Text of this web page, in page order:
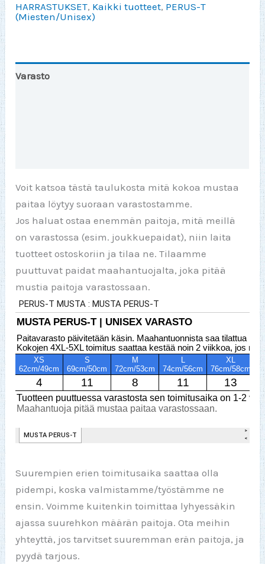
mihin
määrä
HARRASTUKSET, Kaikki tuotteet, PERUS-T
(Miesten/Unisex)
Varasto
Voit katsoa tästä taulukosta mitä kokoa mustaa
paitaa löytyy suoraan varastostamme.
Jos haluat ostaa enemmän paitoja, mitä meillä
on varastossa (esim. joukkuepaidat), niin laita
tuotteet ostoskoriin ja tilaa ne. Tilaamme
puuttuvat paidat maahantuojalta, joka pitää
mustia paitoja varastossaan.
Suurempien erien toimitusaika saattaa olla
pidempi, koska valmistamme/työstämme ne
ensin. Voimme kuitenkin toimittaa lyhyessäkin
ajassa suurehkon määrän paitoja. Ota meihin
yhteyttä, jos tarvitset suuremman erän paitoja, ja
pyydä tarjous.